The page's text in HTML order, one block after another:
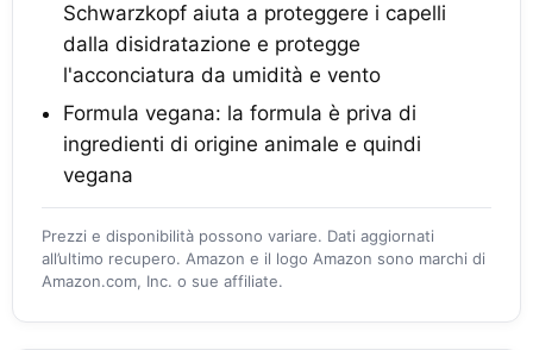
Schwarzkopf aiuta a proteggere i capelli
dalla disidratazione e protegge
l'acconciatura da umidità e vento
Formula vegana: la formula è priva di
ingredienti di origine animale e quindi
vegana
Prezzi e disponibilità possono variare. Dati aggiornati
all’ultimo recupero. Amazon e il logo Amazon sono marchi di
Amazon.com, Inc. o sue affiliate.